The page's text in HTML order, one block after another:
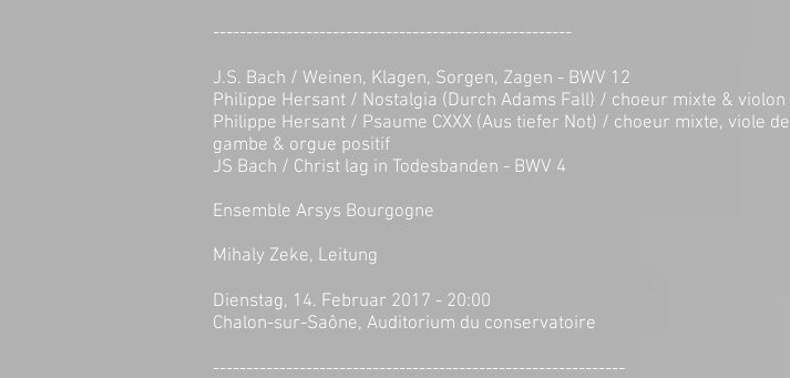
------------------------------------------------------
J.S. Bach / Weinen, Klagen, Sorgen, Zagen - BWV 12
Philippe Hersant / Nostalgia (Durch Adams Fall) / choeur mixte & violon
Philippe Hersant / Psaume CXXX (Aus tiefer Not) / choeur mixte, viole de
gambe & orgue positif
JS Bach / Christ lag in Todesbanden - BWV 4
Ensemble Arsys Bourgogne
Mihaly Zeke, Leitung
Dienstag, 14. Februar 2017 - 20:00
Chalon-sur-Saône, Auditorium du conservatoire
--------------------------------------------------------------